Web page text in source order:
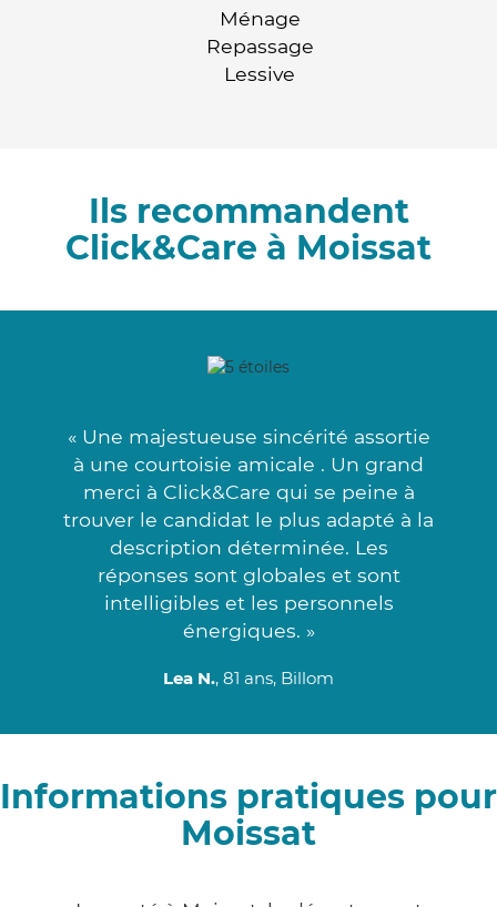
Ménage
Repassage
Lessive
Ils recommandent
Click&Care à Moissat
« Une majestueuse sincérité assortie
à une courtoisie amicale . Un grand
merci à Click&Care qui se peine à
trouver le candidat le plus adapté à la
description déterminée. Les
réponses sont globales et sont
intelligibles et les personnels
énergiques. »
Lea N., 81 ans, Billom
Informations pratiques pour
Moissat